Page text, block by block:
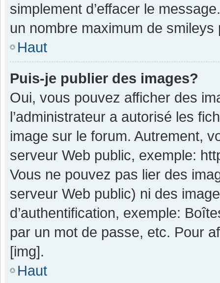
simplement d’effacer le
un nombre maximum de smileys
Haut
Puis-je publier des images?
Oui, vous pouvez afficher des
l’administrateur a autorisé les
image sur le forum. Autrement,
serveur Web public, exemple:
Vous ne pouvez pas lier des
serveur Web public) ni des
d’authentification, exemple:
par un mot de passe, etc. Pour
[img].
Haut